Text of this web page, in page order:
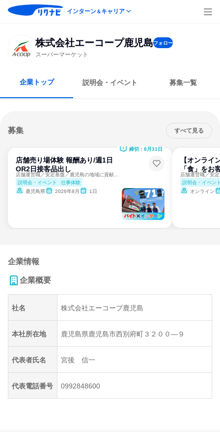
インターン＆キャリア
株式会社エーコープ鹿児島フォロー
スーパーマーケット
企業トップ 説明会・イベント 募集一覧
募集 すべて見る
店舗売り場体験 報酬あり/週1日
OR2日接客品出し
説明会・イベント
仕事体験
鹿児島県
2026年8月 1日
締切：8月31日
【オンライ
「食」をお
説明会・イベン
オンライン
企業情報
企業概要
社名 株式会社エーコープ鹿児島
本社所在地 鹿児島県鹿児島市西別府町３２００―９
代表者氏名 宮後 信一
代表電話番号 0992848600